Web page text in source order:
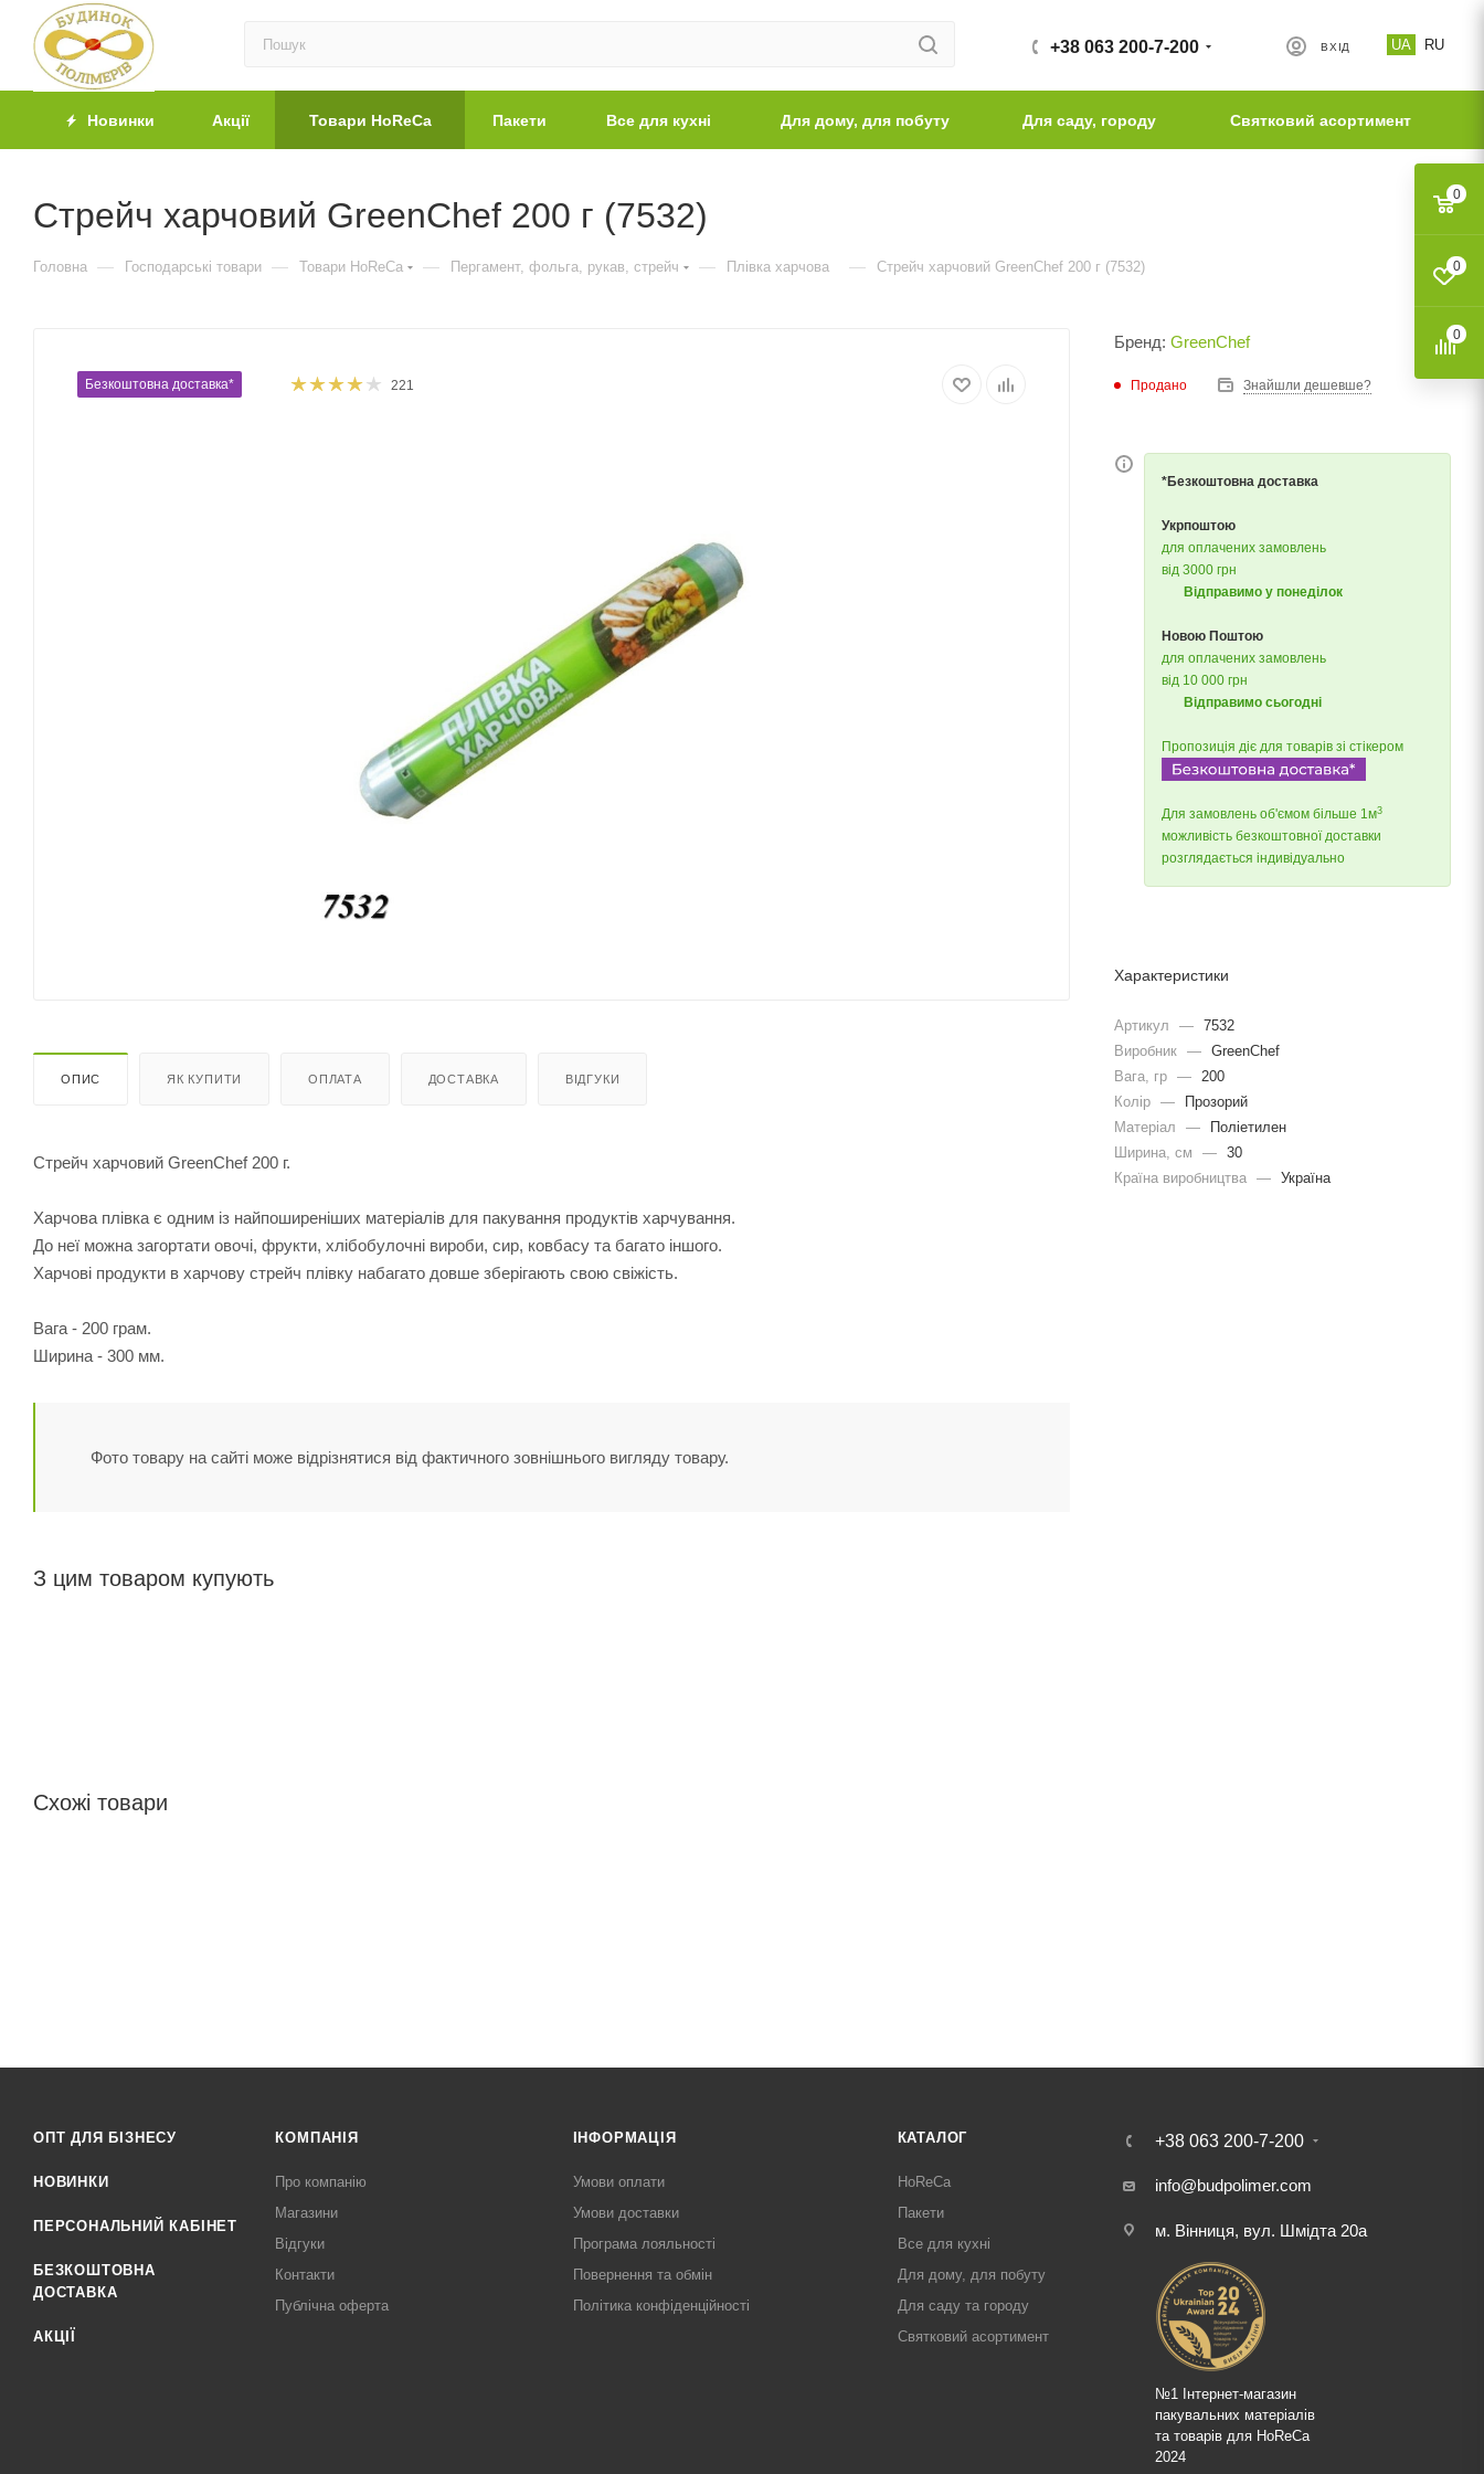
UA RU
ВХІД
+38 063 200-7-200
Новинки Акції Товари HoReCa Пакети Все для кухні Для дому, для побуту Для саду, городу Святковий асортимент
Стрейч харчовий GreenChef 200 г (7532)
Головна — Господарські товари — Товари HoReCa — Пергамент, фольга, рукав, стрейч — Плівка харчова — Стрейч харчовий GreenChef 200 г (7532)
Безкоштовна доставка* 221
ОПИС ЯК КУПИТИ ОПЛАТА ДОСТАВКА ВІДГУКИ
Стрейч харчовий GreenChef 200 г.
Харчова плівка є одним із найпоширеніших матеріалів для пакування продуктів харчування.
До неї можна загортати овочі, фрукти, хлібобулочні вироби, сир, ковбасу та багато іншого.
Харчові продукти в харчову стрейч плівку набагато довше зберігають свою свіжість.
Вага - 200 грам.
Ширина - 300 мм.
Фото товару на сайті може відрізнятися від фактичного зовнішнього вигляду товару.
З цим товаром купують
Схожі товари
Бренд: GreenChef
Продано Знайшли дешевше?
*Безкоштовна доставка
Укрпоштою
для оплачених замовлень
від 3000 грн
Відправимо у понеділок
Новою Поштою
для оплачених замовлень
від 10 000 грн
Відправимо сьогодні
Пропозиція діє для товарів зі стікером
Для замовлень об'ємом більше 1м3
можливість безкоштовної доставки
розглядається індивідуально
Характеристики
Артикул — 7532
Виробник — GreenChef
Вага, гр —
200
Колір —
Прозорий
Матеріал
—
Поліетилен
Ширина, cм
— 30
Країна виробництва — Україна
ОПТ ДЛЯ БІЗНЕСУ
НОВИНКИ
ПЕРСОНАЛЬНИЙ КАБІНЕТ
БЕЗКОШТОВНА
ДОСТАВКА
АКЦІЇ
КОМПАНІЯ
Про компанію
Магазини
Відгуки
Контакти
Публічна оферта
ІНФОРМАЦІЯ
Умови оплати
Умови доставки
Програма лояльності
Повернення та обмін
Політика конфіденційності
КАТАЛОГ
HoReCa
Пакети
Все для кухні
Для дому, для побуту
Для саду та городу
Святковий асортимент
+38 063 200-7-200
info@budpolimer.com
м. Вінниця, вул. Шмідта 20а
№1 Інтернет-магазин
пакувальних матеріалів
та товарів для HoReCa
2024
0
0
0